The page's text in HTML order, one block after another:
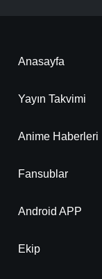
Anasayfa
Yayın Takvimi
Anime Haberleri
Fansublar
Android APP
Ekip